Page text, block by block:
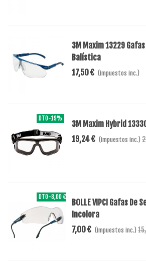
3M Maxim 13229
Balística
17,50 € (impuestos inc.)
DTO-19%
3M Maxim Hybrid
19,24 € (impuestos inc.)
DTO-8,00 €
BOLLE VIPCI Gafas De
Incolora
7,00 € (impuestos inc.)